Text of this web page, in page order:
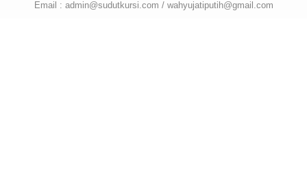
Email : admin@sudutkursi.com / wahyujatiputih@gmail.com